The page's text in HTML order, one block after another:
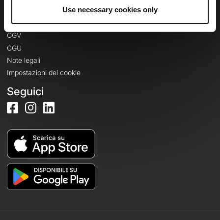
Use necessary cookies only
Informazioni legali
Informativa sulla privacy
CGV
CGU
Note legali
Impostazioni dei cookie
Seguici